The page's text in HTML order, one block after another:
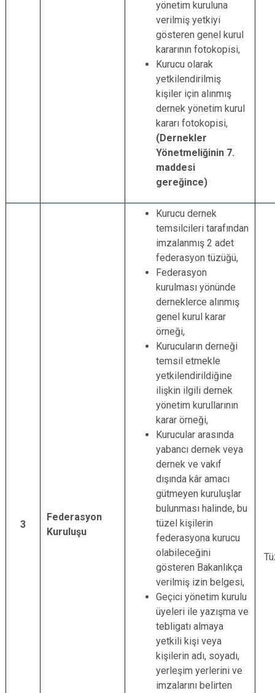
yönetim kuruluna
verilmiş yetkiyi
gösteren genel kurul
kararının fotokopisi,
Kurucu olarak
yetkilendirilmiş
kişiler için alınmış
dernek yönetim kurul
kararı fotokopisi,
(Dernekler
Yönetmeliğinin 7.
maddesi
gereğince)
3
Federasyon
Kuruluşu
Kurucu dernek
temsilcileri tarafından
imzalanmış 2 adet
federasyon tüzüğü,
Federasyon
kurulması yönünde
derneklerce alınmış
genel kurul karar
örneği,
Kurucuların derneği
temsil etmekle
yetkilendirildiğine
ilişkin ilgili dernek
yönetim kurullarının
karar örneği,
Kurucular arasında
yabancı dernek veya
dernek ve vakıf
dışında kâr amacı
gütmeyen kuruluşlar
bulunması halinde, bu
tüzel kişilerin
federasyona kurucu
olabileceğini
gösteren Bakanlıkça
verilmiş izin belgesi,
Geçici yönetim kurulu
üyeleri ile yazışma ve
tebligatı almaya
yetkili kişi veya
kişilerin adı, soyadı,
yerleşim yerlerini ve
imzalarını belirten